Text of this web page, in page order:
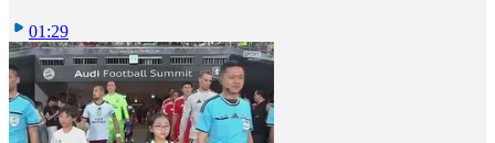
01:29